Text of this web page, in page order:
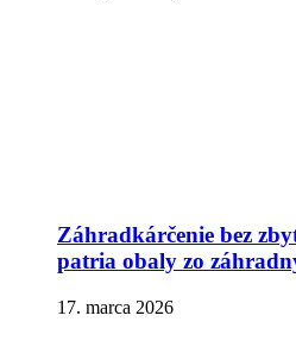
Záhradkárčenie bez
patria obaly zo
17. marca 2026